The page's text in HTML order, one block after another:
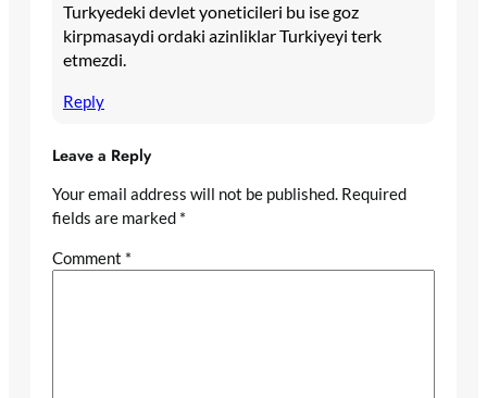
Turkyedeki devlet yoneticileri bu ise goz
kirpmasaydi ordaki azinliklar Turkiyeyi terk
etmezdi.
Reply
Leave a Reply
Your email address will not be published. Required
fields are marked *
Comment *